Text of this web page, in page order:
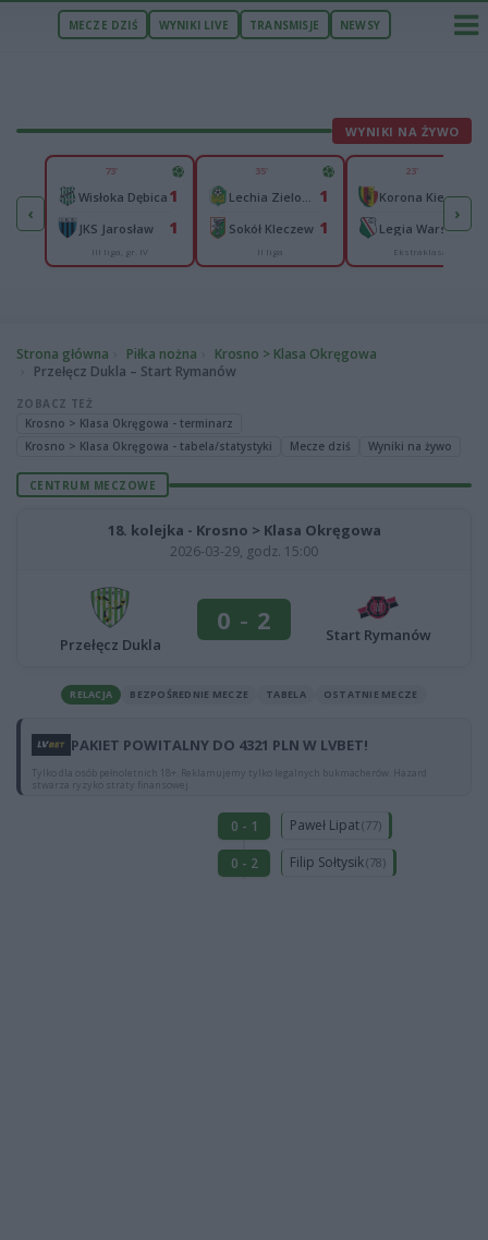
MECZE DZIŚ WYNIKI LIVE TRANSMISJE NEWSY
WYNIKI NA ŻYWO
‹
Zawisza Bydgoszcz1
0
73'
Wisłoka Dębica 1
JKS Jarosław 1
III liga, gr. IV
35'
1
Sokół Kleczew 1
II liga
23'
Korona Kielce 0
Legia Warszawa 0
Ekstraklasa
›
Strona główna Piłka nożna
Krosno > Klasa Okręgowa
Przełęcz Dukla – Start Rymanów
ZOBACZ TEŻ
Krosno > Klasa Okręgowa - terminarz
Krosno > Klasa Okręgowa - tabela/statystyki
Mecze dziś Wyniki na żywo
CENTRUM MECZOWE
18. kolejka - Krosno > Klasa Okręgowa
2026-03-29, godz. 15:00
Przełęcz Dukla
0 - 2 Start Rymanów
RELACJA BEZPOŚREDNIE MECZE TABELA OSTATNIE MECZE
PAKIET POWITALNY DO 4321 PLN W LVBET!
Tylko dla osób pełnoletnich 18+. Reklamujemy tylko legalnych bukmacherów. Hazard
stwarza ryzyko straty finansowej.
0 - 1 Paweł Lipat(77)
0 - 2 Filip Sołtysik(78)